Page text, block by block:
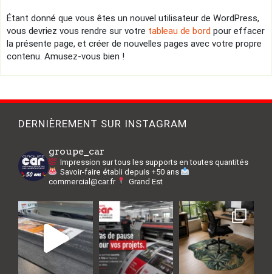
Étant donné que vous êtes un nouvel utilisateur de WordPress,
vous devriez vous rendre sur votre tableau de bord pour effacer
la présente page, et créer de nouvelles pages avec votre propre
contenu. Amusez-vous bien !
DERNIÈREMENT SUR INSTAGRAM
groupe_car
Impression sur tous les supports en toutes quantités
Savoir-faire établi depuis +50 ans
commercial@car.fr
Grand Est